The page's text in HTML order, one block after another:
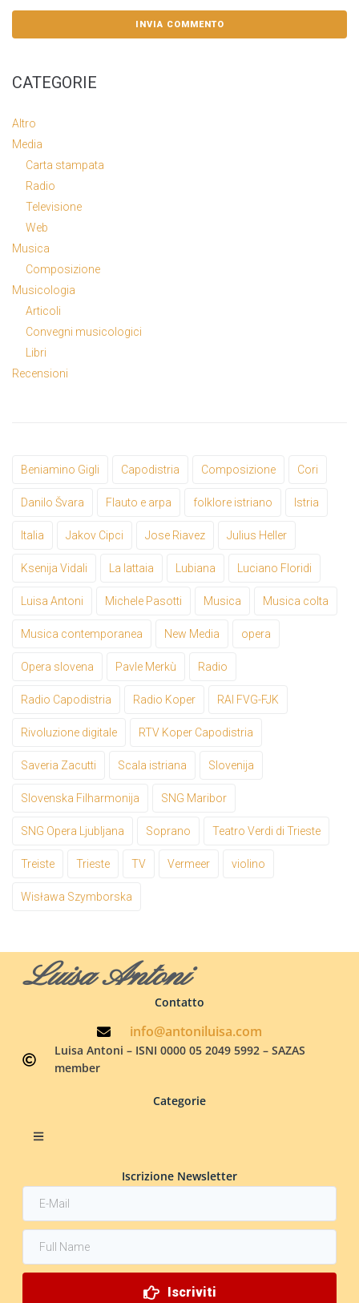
CATEGORIE
Altro
Media
Carta stampata
Radio
Televisione
Web
Musica
Composizione
Musicologia
Articoli
Convegni musicologici
Libri
Recensioni
Beniamino Gigli Capodistria Composizione Cori
Danilo Švara Flauto e arpa folklore istriano Istria
Italia Jakov Cipci Jose Riavez Julius Heller
Ksenija Vidali La lattaia Lubiana Luciano Floridi
Luisa Antoni Michele Pasotti Musica Musica colta
Musica contemporanea New Media opera
Opera slovena Pavle Merkù Radio
Radio Capodistria Radio Koper RAI FVG-FJK
Rivoluzione digitale RTV Koper Capodistria
Saveria Zacutti Scala istriana Slovenija
Slovenska Filharmonija SNG Maribor
SNG Opera Ljubljana Soprano Teatro Verdi di Trieste
Treiste Trieste TV Vermeer violino
Wisława Szymborska
Luisa Antoni
Contatto
info@antoniluisa.com
Luisa Antoni – ISNI 0000 05 2049 5992 – SAZAS
member
Categorie
Iscrizione Newsletter
Iscriviti